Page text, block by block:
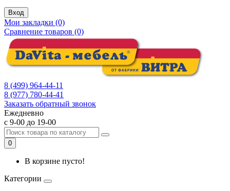
Вход
Мои закладки (0)
Сравнение товаров (0)
8 (499) 964-44-11
8 (977) 780-44-41
Заказать обратный звонок
Ежедневно
с 9-00 до 19-00
0
В корзине пусто!
Категории